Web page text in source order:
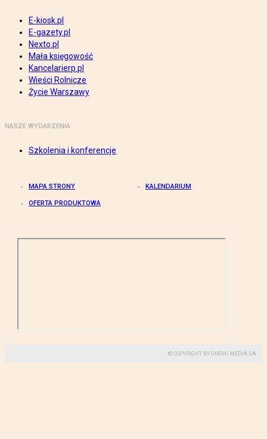
E-kiosk.pl
E-gazety.pl
Nexto.pl
Mała księgowość
Kancelarierp.pl
Wieści Rolnicze
Życie Warszawy
NASZE WYDARZENIA
Szkolenia i konferencje
MAPA STRONY KALENDARIUM
OFERTA PRODUKTOWA
© COPYRIGHT BY GREMI MEDIA SA